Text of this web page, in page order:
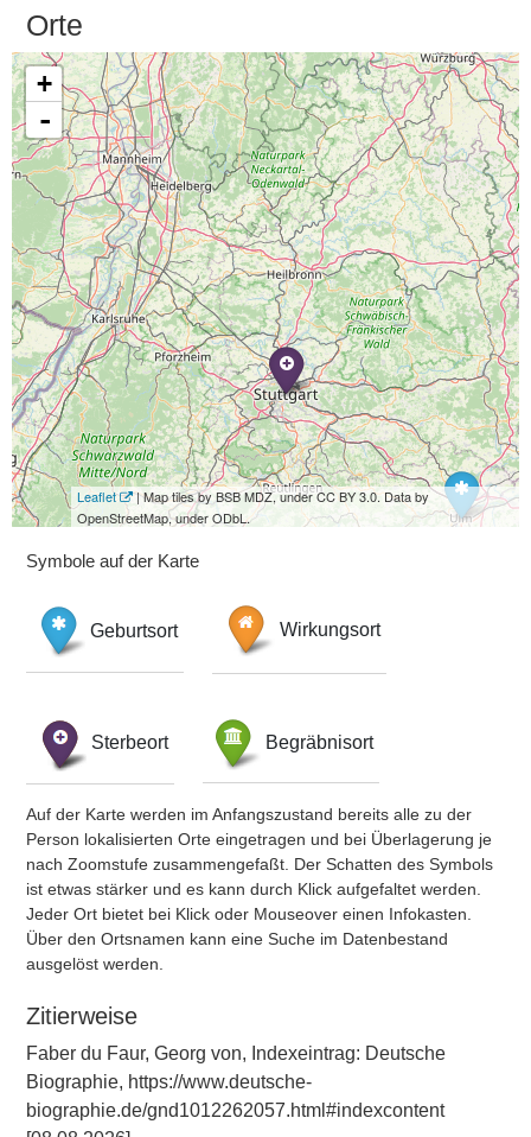
Orte
+
-
Leaflet
| Map tiles by BSB MDZ, under CC BY 3.0. Data by
OpenStreetMap, under ODbL.
Symbole auf der Karte
Geburtsort Wirkungsort
Sterbeort Begräbnisort
Auf der Karte werden im Anfangszustand bereits alle zu der
Person lokalisierten Orte eingetragen und bei Überlagerung je
nach Zoomstufe zusammengefaßt. Der Schatten des Symbols
ist etwas stärker und es kann durch Klick aufgefaltet werden.
Jeder Ort bietet bei Klick oder Mouseover einen Infokasten.
Über den Ortsnamen kann eine Suche im Datenbestand
ausgelöst werden.
Zitierweise
Faber du Faur, Georg von, Indexeintrag: Deutsche
Biographie, https://www.deutsche-
biographie.de/gnd1012262057.html#indexcontent